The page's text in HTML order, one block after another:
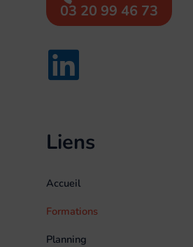
03 20 99 46 73
Liens
Accueil
Formations
Planning